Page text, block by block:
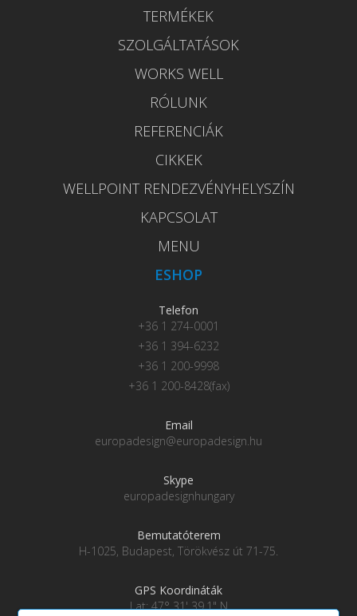
TERMÉKEK
SZOLGÁLTATÁSOK
WORKS WELL
RÓLUNK
REFERENCIÁK
CIKKEK
WELLPOINT RENDEZVÉNYHELYSZÍN
KAPCSOLAT
MENU
ESHOP
Telefon
+36 1 274-0001
+36 1 394-6232
+36 1 200-9998
+36 1 200-8428(fax)
Email
europadesign@europadesign.hu
Skype
europadesignhungary
Bemutatóterem
H-1025, Budapest, Törökvész út 71-75.
GPS Koordináták
Lat: 47° 31' 39.1" N